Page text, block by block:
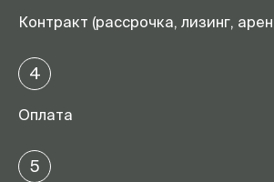
Контракт (рассрочка, лизинг,
4
Оплата
5